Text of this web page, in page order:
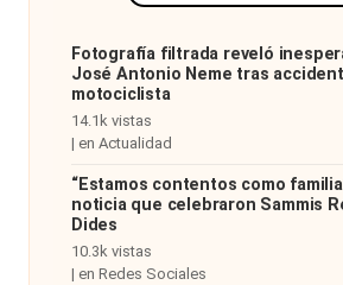
redes
lacvc.com
Fotografía filtrada reveló
José Antonio Neme tras
motociclista
14.1k vistas
| en Actualidad
“Estamos contentos como
noticia que celebraron Sammis
Dides
10.3k vistas
| en Redes Sociales